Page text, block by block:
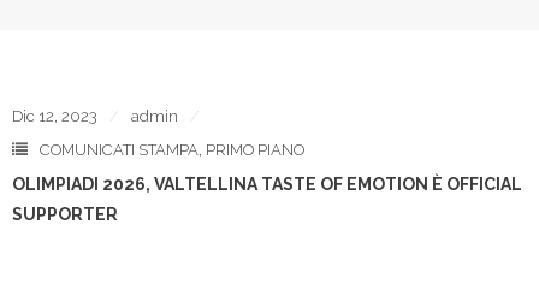
Dic 12, 2023
admin
COMUNICATI STAMPA, PRIMO PIANO
OLIMPIADI 2026, VALTELLINA TASTE OF EMOTION È OFFICIAL
SUPPORTER